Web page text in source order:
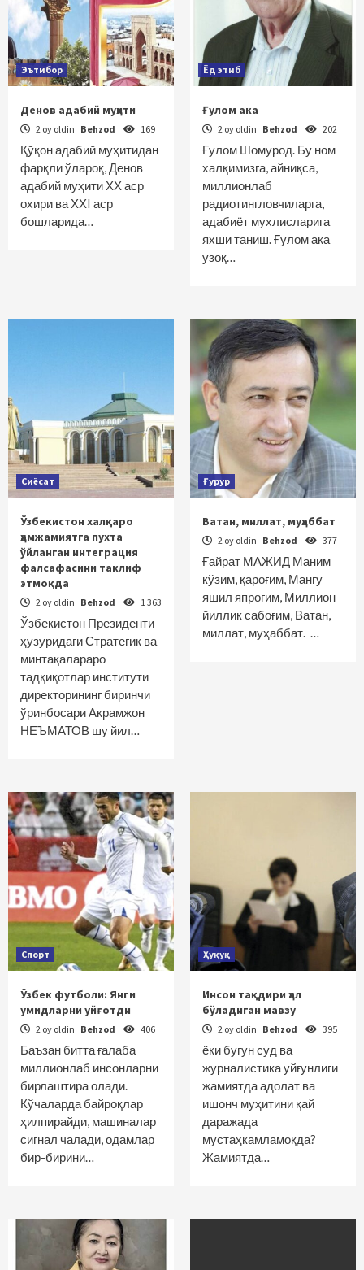
Эътибор
Денов адабий муҳити
2 oy oldin Behzod 169
Қўқон адабий муҳитидан
фарқли ўлароқ, Денов
адабий муҳити ХХ аср
охири ва ХХI аср
бошларида…
Ёд этиб
Ғулом ака
2 oy oldin Behzod 202
Ғулом Шомурод. Бу ном
халқимизга, айниқса,
миллионлаб
радиотингловчиларга,
адабиёт мухлисларига
яхши таниш. Ғулом ака
узоқ…
Сиёсат
Ўзбекистон халқаро
ҳамжамиятга пухта
ўйланган интеграция
фалсафасини таклиф
этмоқда
2 oy oldin Behzod 1 363
Ўзбекистон Президенти
ҳузуридаги Стратегик ва
минтақалараро
тадқиқотлар институти
директорининг биринчи
ўринбосари Акрамжон
НЕЪМАТОВ шу йил…
Ғурур
Ватан, миллат, муҳаббат
2 oy oldin Behzod 377
Ғайрат МАЖИД Маним
кўзим, қароғим, Мангу
яшил япроғим, Миллион
йиллик сабоғим, Ватан,
миллат, муҳаббат. …
Спорт
Ўзбек футболи: Янги
умидларни уйғотди
2 oy oldin Behzod 406
Баъзан битта ғалаба
миллионлаб инсонларни
бирлаштира олади.
Кўчаларда байроқлар
ҳилпирайди, машиналар
сигнал чалади, одамлар
бир-бирини…
Ҳуқуқ
Инсон тақдири ҳал
бўладиган мавзу
2 oy oldin Behzod 395
ёки бугун суд ва
журналистика уйғунлиги
жамиятда адолат ва
ишонч муҳитини қай
даражада
мустаҳкамламоқда?
Жамиятда…